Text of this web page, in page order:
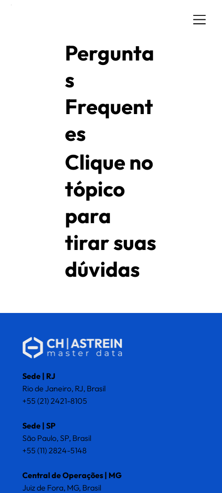
Pergunta
s
Frequent
es
Clique no
tópico
para
tirar suas
dúvidas
Sede | RJ
Rio de Janeiro, RJ, Brasil
+55 (21) 2421-8105
Sede | SP
São Paulo, SP, Brasil
+55 (11) 2824-5148
Central de Operações | MG
Juiz de Fora, MG, Brasil